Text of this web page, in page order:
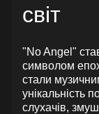
світ
"No Angel"
символом
стали
унікальність
слухачів,